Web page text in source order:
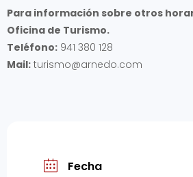
Para información sobre otros
Oficina de Turismo.
Teléfono: 941 380 128
Mail: turismo@arnedo.com
Fecha